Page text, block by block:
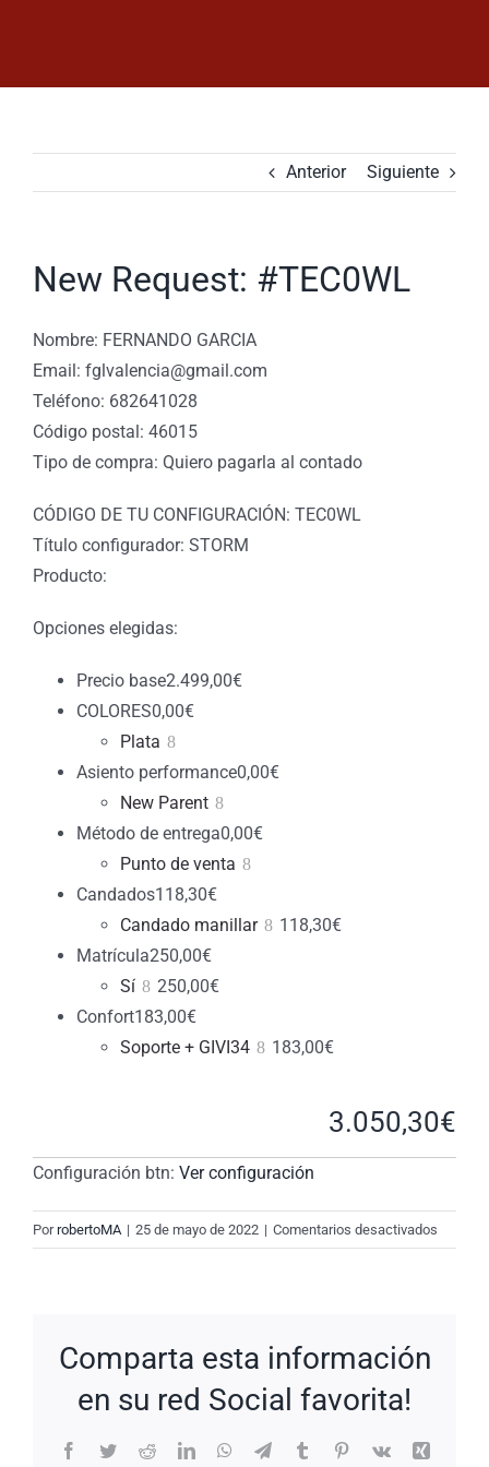
Anterior Siguiente
New Request: #TEC0WL
Nombre: FERNANDO GARCIA
Email: fglvalencia@gmail.com
Teléfono: 682641028
Código postal: 46015
Tipo de compra: Quiero pagarla al contado
CÓDIGO DE TU CONFIGURACIÓN: TEC0WL
Título configurador: STORM
Producto:
Opciones elegidas:
Precio base2.499,00€
COLORES0,00€
Plata
Asiento performance0,00€
New Parent
Método de entrega0,00€
Punto de venta
Candados118,30€
Candado manillar
118,30€
Matrícula250,00€
Sí
250,00€
Confort183,00€
Soporte + GIVI34
183,00€
3.050,30€
Configuración btn: Ver configuración
PorrobertoMA | 25 de mayo de 2022 | Comentarios desactivados
New
Comparta esta información
en su red Social favorita!
Facebook
TwitterRedditLinkedInWhatsApp
TelegramTumblrPinterest
Vk Xing